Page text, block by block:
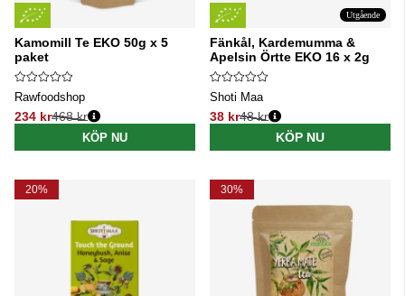
Kamomill Te EKO 50g x 5
paket
Rawfoodshop
234 kr
Ordinarie pris:
468 kr
KÖP NU
Utgående
Fänkål, Kardemumma &
Apelsin Örtte EKO 16 x 2g
Shoti Maa
38 kr
Ordinarie pris:
48 kr
KÖP NU
20% 30%